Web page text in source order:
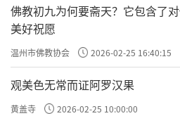
佛教初九为何要斋天？它包含了
美好祝愿
温州市佛教协会 2026-02-25 16:40:15
观美色无常而证阿罗汉果
黄盖寺 2026-02-25 10:00:00